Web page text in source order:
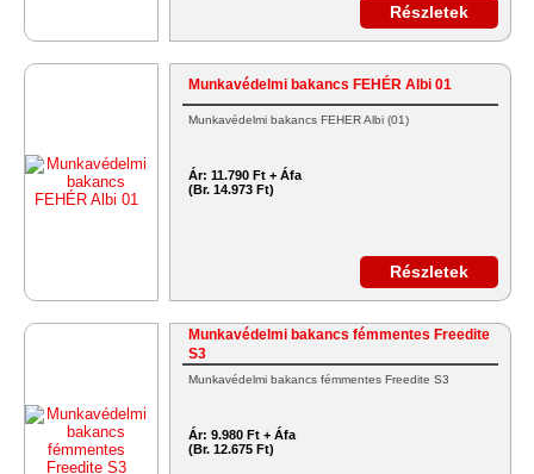
Részletek
Munkavédelmi bakancs FEHÉR Albi 01
Munkavédelmi bakancs FEHÉR Albi (01)
Ár: 11.790 Ft + Áfa
(Br. 14.973 Ft)
Részletek
Munkavédelmi bakancs fémmentes Freedite
S3
Munkavédelmi bakancs fémmentes Freedite S3
Ár: 9.980 Ft + Áfa
(Br. 12.675 Ft)